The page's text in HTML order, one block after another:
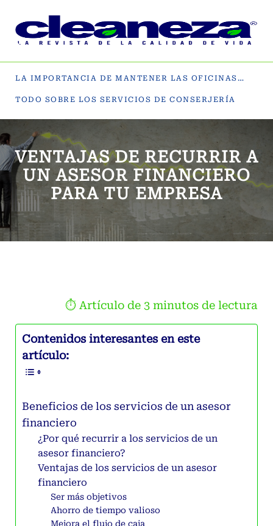
LA IMPORTANCIA DE MANTENER LAS OFICINAS LIMPIAS
TODO SOBRE LOS SERVICIOS DE CONSERJERÍA
VENTAJAS DE RECURRIR A
UN ASESOR FINANCIERO
PARA TU EMPRESA
⏱ Artículo de 3 minutos de lectura
Contenidos interesantes en este
artículo:
Beneficios de los servicios de un asesor
financiero
¿Por qué recurrir a los servicios de un
asesor financiero?
Ventajas de los servicios de un asesor
financiero
Ser más objetivos
Ahorro de tiempo valioso
Mejora el flujo de caja